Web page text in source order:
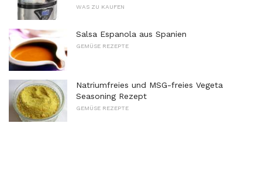
WAS ZU KAUFEN
Salsa Espanola aus Spanien
GEMÜSE REZEPTE
Natriumfreies und MSG-freies Vegeta
Seasoning Rezept
GEMÜSE REZEPTE